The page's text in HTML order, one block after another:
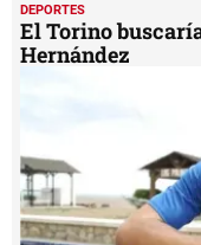
DEPORTES
El Torino
Hernández